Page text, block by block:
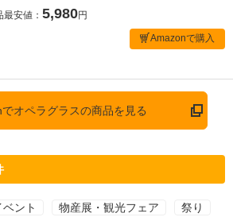
最安値： 5,980円
Amazonで購入
オペラグラスの商品を見る
ント 物産展・観光フェア 祭り